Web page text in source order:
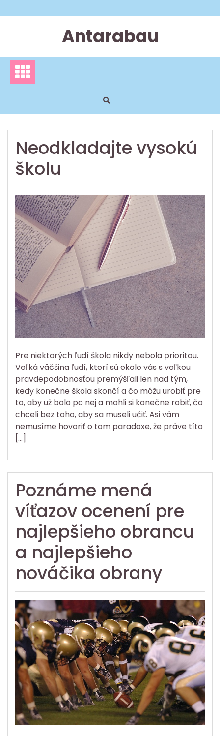
to
Antarabau
Neodkladajte vysokú
školu
Pre niektorých ľudí škola nikdy nebola prioritou.
Veľká väčšina ľudí, ktorí sú okolo vás s veľkou
pravdepodobnosťou premýšľali len nad tým,
kedy konečne škola skončí a čo môžu urobiť pre
to, aby už bolo po nej a mohli si konečne robiť, čo
chceli bez toho, aby sa museli učiť. Asi vám
nemusíme hovoriť o tom paradoxe, že práve títo
[…]
Poznáme mená
víťazov ocenení pre
najlepšieho obrancu
a najlepšieho
nováčika obrany